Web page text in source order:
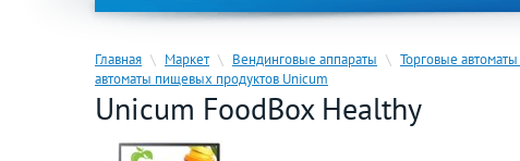
Главная \ Маркет \ Вендинговые аппараты \ Торговые
автоматы пищевых продуктов Unicum
Unicum FoodBox Healthy